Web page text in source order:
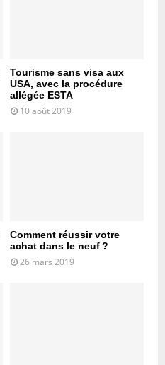
Tourisme sans visa aux
USA, avec la procédure
allégée ESTA
10 août 2019
Comment réussir votre
achat dans le neuf ?
26 mars 2019